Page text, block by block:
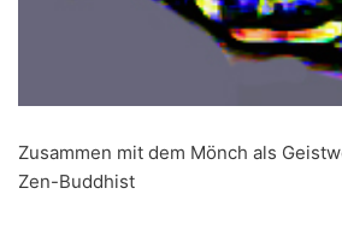
Zusammen mit dem Mönch als
Zen-Buddhist